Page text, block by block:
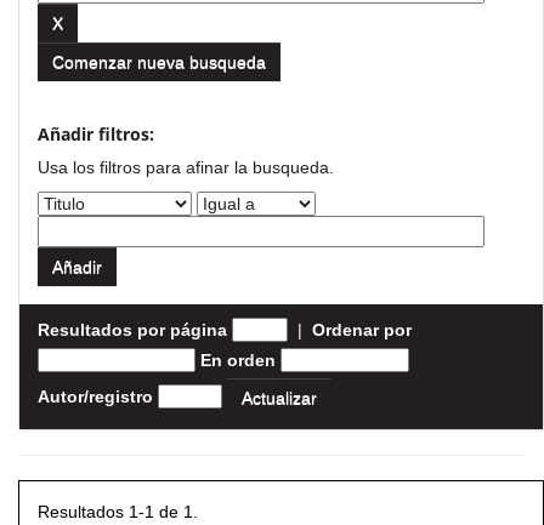
Comenzar nueva busqueda
Añadir filtros:
Usa los filtros para afinar la busqueda.
Resultados por página | Ordenar por
En orden
Autor/registro
Resultados 1-1 de 1.